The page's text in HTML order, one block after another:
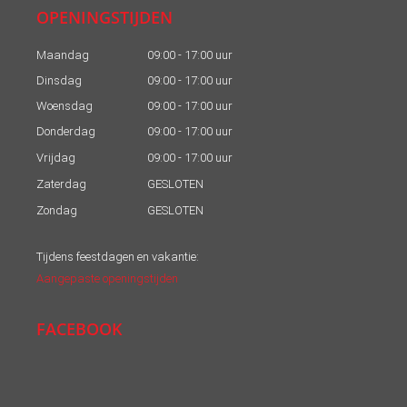
OPENINGSTIJDEN
Maandag
09:00 - 17:00 uur
Dinsdag
09:00 - 17:00 uur
Woensdag
09:00 - 17:00 uur
Donderdag
09:00 - 17:00 uur
Vrijdag
09:00 - 17:00 uur
Zaterdag
GESLOTEN
Zondag
GESLOTEN
Tijdens feestdagen en vakantie:
Aangepaste openingstijden
FACEBOOK